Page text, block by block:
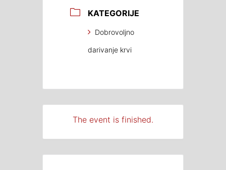
KATEGORIJE
Dobrovoljno
darivanje krvi
The event is finished.